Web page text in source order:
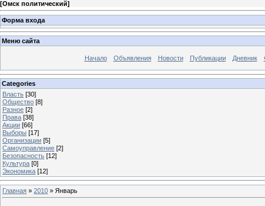
[Омск политический]
Форма входа
Меню сайта
Начало Объявления Новости Публикации Дневник
Categories
Власть [30]
Общество [8]
Разное [2]
Права [38]
Акции [66]
Выборы [17]
Организации [5]
Самоуправление [2]
Безопасность [12]
Культура [0]
Экономика [12]
Главная » 2010 » Январь